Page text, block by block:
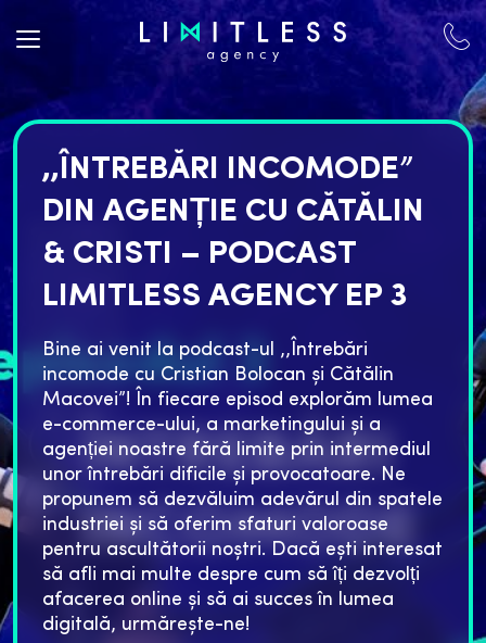
,,ÎNTREBĂRI INCOMODE”
DIN AGENȚIE CU CĂTĂLIN
& CRISTI – PODCAST
LIMITLESS AGENCY EP 3
Bine ai venit la podcast-ul ,,Întrebări
incomode cu Cristian Bolocan și Cătălin
Macovei”! În fiecare episod explorăm lumea
e-commerce-ului, a marketingului și a
agenției noastre fără limite prin intermediul
unor întrebări dificile și provocatoare. Ne
propunem să dezvăluim adevărul din spatele
industriei și să oferim sfaturi valoroase
pentru ascultătorii noștri. Dacă ești interesat
să afli mai multe despre cum să îți dezvolți
afacerea online și să ai succes în lumea
digitală, urmărește-ne!